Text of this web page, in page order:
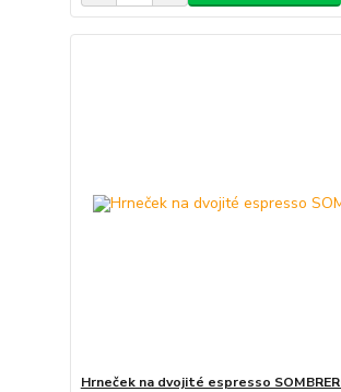
Hrneček na dvojité espresso